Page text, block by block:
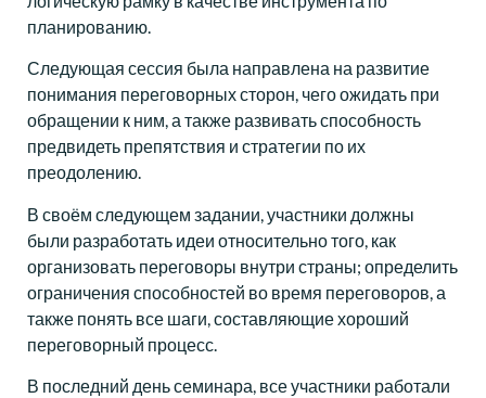
планированию.
Следующая сессия была направлена на развитие
понимания переговорных сторон, чего ожидать при
обращении к ним, а также развивать способность
предвидеть препятствия и стратегии по их
преодолению.
В своём следующем задании, участники должны
были разработать идеи относительно того, как
организовать переговоры внутри страны; определить
ограничения способностей во время переговоров, а
также понять все шаги, составляющие хороший
переговорный процесс.
В последний день семинара, все участники работали